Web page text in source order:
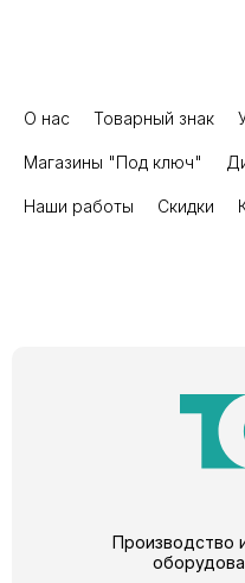
О нас Товарный знак
Магазины "Под ключ"
Наши работы Скидки
Производство